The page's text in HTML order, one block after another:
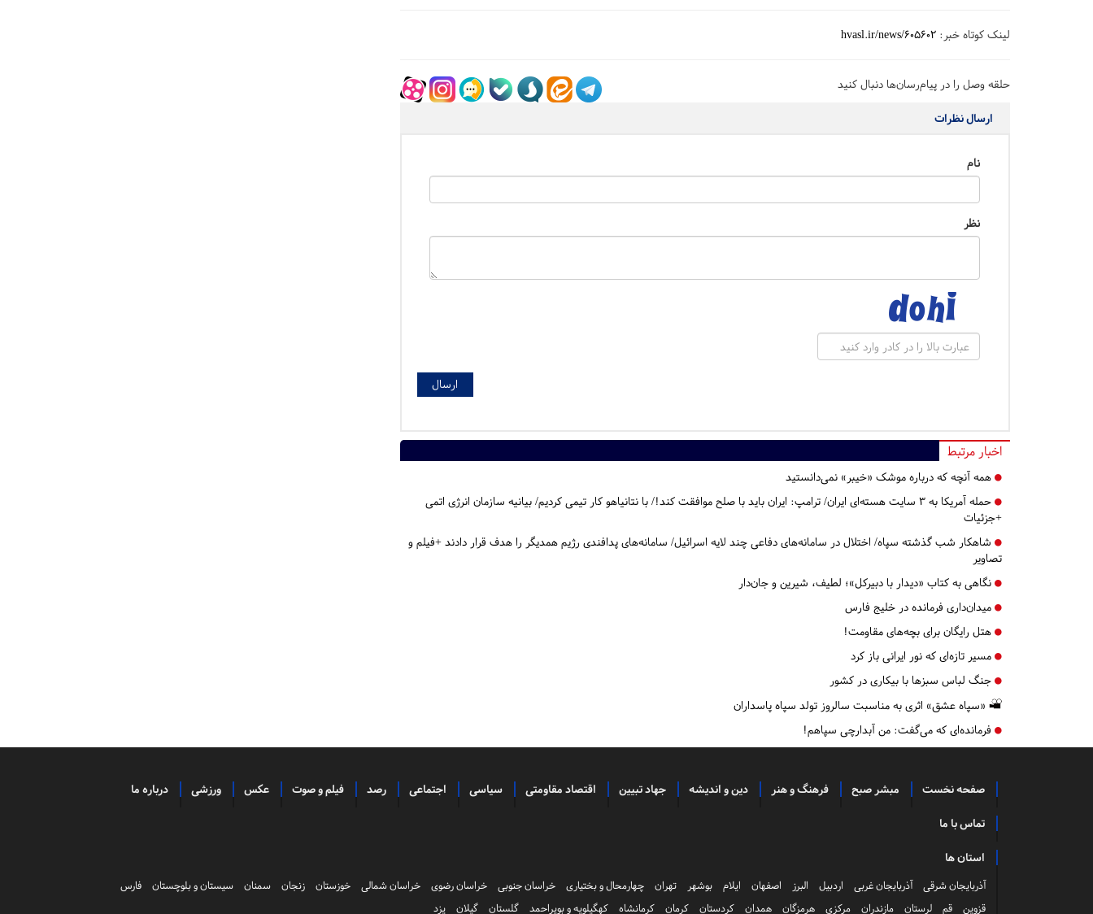
لینک کوتاه خبر: hvasl.ir/news/605602
حلقه وصل را در پیام‌رسان‌ها دنبال کنید
ارسال نظرات
نام
نظر
اخبار مرتبط
همه آنچه که درباره موشک «خیبر» نمی‌دانستید
حمله آمریکا به ۳ سایت هسته‌ای ایران/ ترامپ: ایران باید با صلح موافقت کند!/ با نتانیاهو کار تیمی کردیم/ بیانیه سازمان انرژی اتمی
+جزئیات
شاهکار شب گذشته سپاه/ اختلال در سامانه‌های دفاعی چند لایه اسرائیل/ سامانه‌های پدافندی رژیم همدیگر را هدف قرار دادند +فیلم و
تصاویر
نگاهی به کتاب «دیدار با دبیرکل»؛ لطیف، شیرین و جان‌دار
میدان‌داری فرمانده در خلیج فارس
هتل رایگان برای بچه‌های مقاومت!
مسیر تازه‌ای که نور ایرانی باز کرد
جنگ لباس سبزها با بیکاری در کشور
«سپاه عشق» اثری به مناسبت سالروز تولد سپاه پاسداران
فرمانده‌ای که می‌گفت: من آبدارچی سپاهم!
صفحه نخست مبشر صبح فرهنگ و هنر دین و اندیشه جهاد تبیین اقتصاد مقاومتی سیاسی اجتماعی رصد فیلم و صوت عکس ورزشی درباره ما
تماس با ما
استان ها
آذربایجان شرقی آذربایجان غربی اردبیل البرز اصفهان ایلام بوشهر تهران چهارمحال و بختیاری خراسان جنوبی خراسان رضوی خراسان شمالی خوزستان زنجان سمنان سیستان و بلوچستان
فارس
قزوین
قم لرستان مازندران مرکزی هرمزگان همدان کردستان کرمان کرمانشاه کهگیلویه و بویراحمد گلستان گیلان یزد